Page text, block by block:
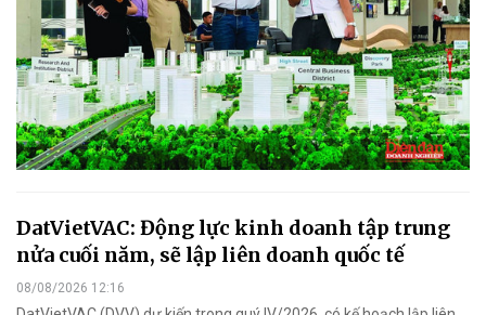
DatVietVAC: Động lực kinh doanh tập trung
nửa cuối năm, sẽ lập liên doanh quốc tế
08/08/2026 12:16